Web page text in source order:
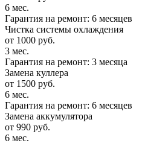
6 мес.
Гарантия на ремонт: 6 месяцев
Чистка системы охлаждения
от 1000 руб.
3 мес.
Гарантия на ремонт: 3 месяца
Замена куллера
от 1500 руб.
6 мес.
Гарантия на ремонт: 6 месяцев
Замена аккумулятора
от 990 руб.
6 мес.